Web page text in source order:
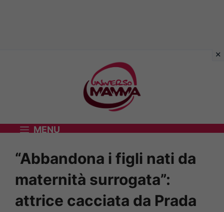
MENU
“Abbandona i figli nati da
maternità surrogata”:
attrice cacciata da Prada